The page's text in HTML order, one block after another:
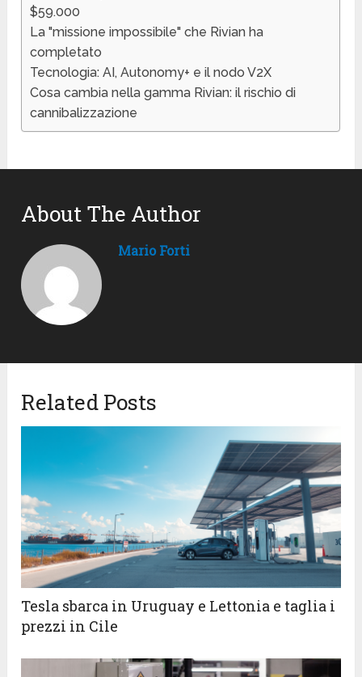
$59.000
La "missione impossibile" che Rivian ha
completato
Tecnologia: AI, Autonomy+ e il nodo V2X
Cosa cambia nella gamma Rivian: il rischio di
cannibalizzazione
About The Author
Mario Forti
Related Posts
Tesla sbarca in Uruguay e Lettonia e taglia i
prezzi in Cile